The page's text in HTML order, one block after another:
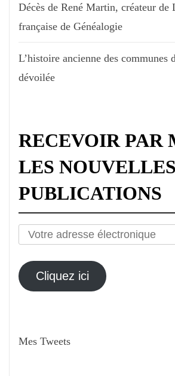
Décès de René Martin, créateur de
française de Généalogie
L’histoire ancienne des communes
dévoilée
RECEVOIR PAR
LES NOUVELLES
PUBLICATIONS
Votre
électronique
Cliquez ici
Mes Tweets